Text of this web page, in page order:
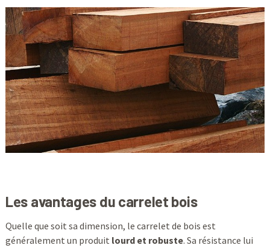
Les avantages du carrelet bois
Quelle que soit sa dimension, le carrelet de bois est
généralement un produit lourd et robuste. Sa résistance lui